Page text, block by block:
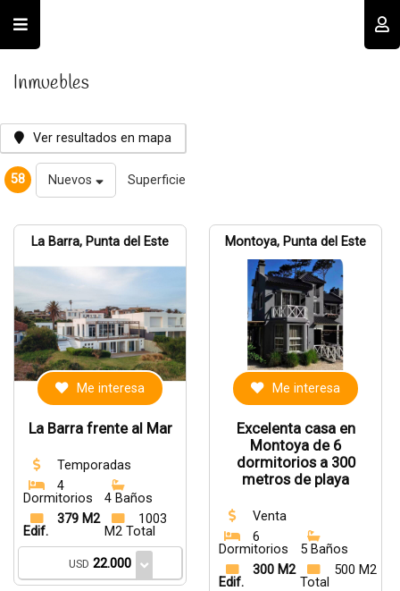
Recordar datos
Olvidé mi clave Registro
Inmuebles
Ver resultados en mapa
58 Nuevos Superficie
La Barra, Punta del Este
Me interesa
La Barra frente al Mar
Temporadas
4
Dormitorios
4 Baños
379 M2
Edif.
1003
M2 Total
USD 22.000
Montoya, Punta del Este
Me interesa
Excelenta casa en
Montoya de 6
dormitorios a 300
metros de playa
Venta
6
Dormitorios
5 Baños
300 M2
Edif.
500 M2
Total